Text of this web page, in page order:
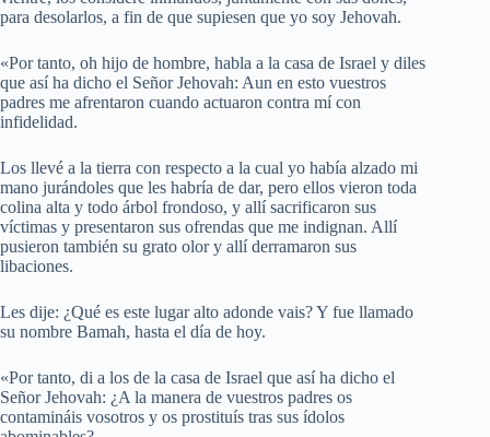
para desolarlos, a fin de que supiesen que yo soy Jehovah.
«Por tanto, oh hijo de hombre, habla a la casa de Israel y diles
que así ha dicho el Señor Jehovah: Aun en esto vuestros
padres me afrentaron cuando actuaron contra mí con
infidelidad.
Los llevé a la tierra con respecto a la cual yo había alzado mi
mano jurándoles que les habría de dar, pero ellos vieron toda
colina alta y todo árbol frondoso, y allí sacrificaron sus
víctimas y presentaron sus ofrendas que me indignan. Allí
pusieron también su grato olor y allí derramaron sus
libaciones.
Les dije: ¿Qué es este lugar alto adonde vais? Y fue llamado
su nombre Bamah, hasta el día de hoy.
«Por tanto, di a los de la casa de Israel que así ha dicho el
Señor Jehovah: ¿A la manera de vuestros padres os
contamináis vosotros y os prostituís tras sus ídolos